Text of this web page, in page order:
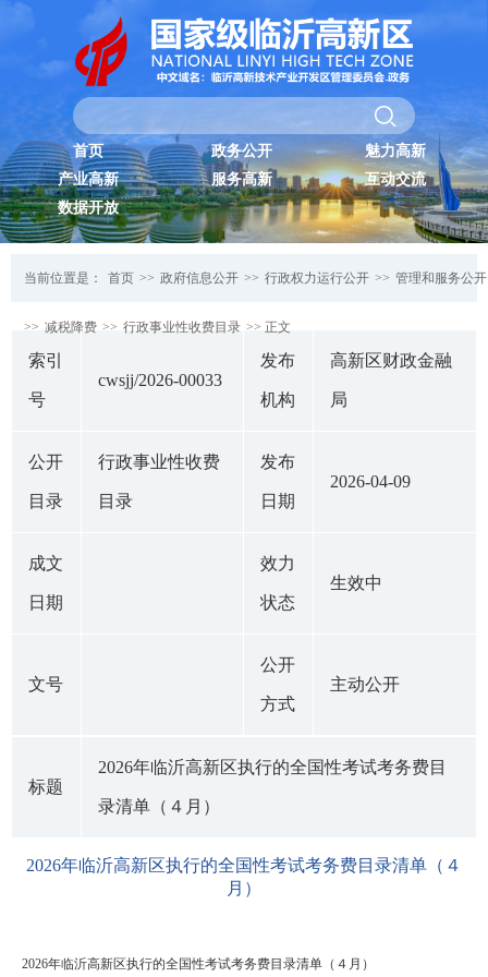
首页 政务公开
魅力高新
产业高新
服务高新
互动交流
数据开放
当前位置是： 首页 >> 政府信息公开 >> 行政权力运行公开 >> 管理和服务公开
>> 减税降费 >> 行政事业性收费目录 >> 正文
索引
号
cwsjj/2026-00033
发布
机构
高新区财政金融
局
公开
目录
行政事业性收费
目录
发布
日期
2026-04-09
成文
日期
效力
状态
生效中
文号
公开
方式
主动公开
标题
2026年临沂高新区执行的全国性考试考务费目
录清单（４月）
2026年临沂高新区执行的全国性考试考务费目录清单（４
月）
2026年临沂高新区执行的全国性考试考务费目录清单（４月）